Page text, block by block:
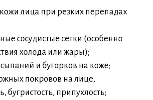
лица при резких перепадах
сосудистые сетки (особенно
холода или жары);
и бугорков на коже;
покровов на лице,
бугристость, припухлость;